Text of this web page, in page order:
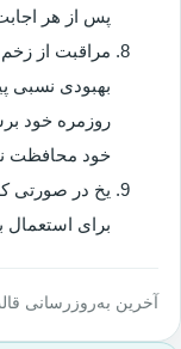
پس از هر
مراقبت از
بهبودی نسبی
روزمره خود
خود محافظت
یخ در صورتی
برای استعمال
آخرین به‌روزرسانی قالب و